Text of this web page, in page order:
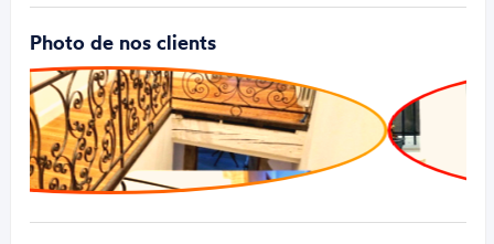
Photo de nos clients